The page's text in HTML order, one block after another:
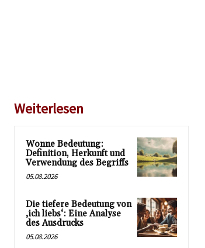
Weiterlesen
Wonne Bedeutung:
Definition, Herkunft und
Verwendung des Begriffs
05.08.2026
Die tiefere Bedeutung von
‚ich liebs‘: Eine Analyse
des Ausdrucks
05.08.2026